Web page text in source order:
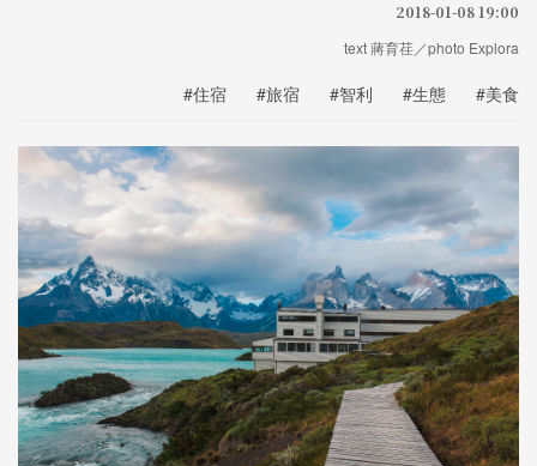
2018-01-08 19:00
text 蔣育荏／photo Explora
#住宿 #旅宿 #智利 #生態 #美食